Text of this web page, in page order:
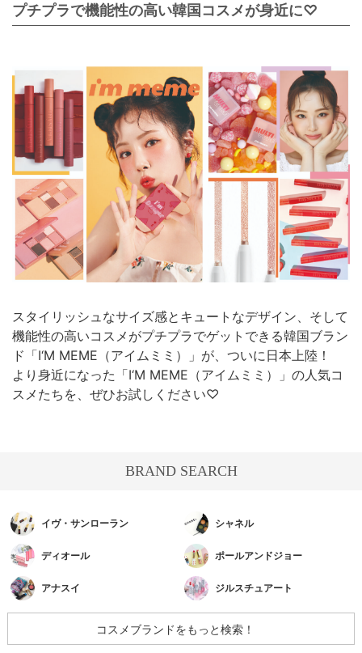
プチプラで機能性の高い韓国コスメが身近に♡
スタイリッシュなサイズ感とキュートなデザイン、そして
機能性の高いコスメがプチプラでゲットできる韓国ブラン
ド「I‘M MEME（アイムミミ）」が、ついに日本上陸！
より身近になった「I‘M MEME（アイムミミ）」の人気コ
スメたちを、ぜひお試しください♡
BRAND SEARCH
イヴ・サンローラン シャネル
ディオール ポールアンドジョー
アナスイ ジルスチュアート
コスメブランドをもっと検索！